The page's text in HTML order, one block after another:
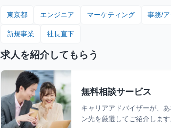
東京都 エンジニア マーケティング 事務/
新規事業 社長直下
求人を紹介してもらう
無料相談サービス
キャリアアドバイザーが、
ン先を厳選してご紹介します